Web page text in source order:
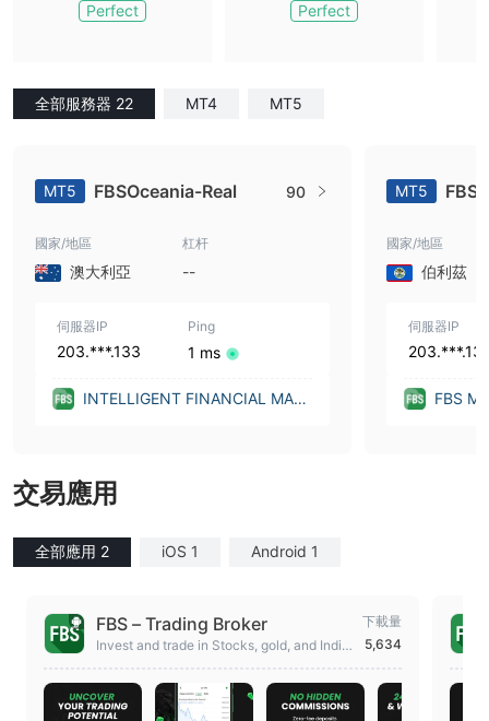
Perfect Perfect
全部服務器 22 MT4 MT5
MT5 FBSOceania-Real 90
國家/地區
澳大利亞
杠杆
--
伺服器IP
203.***.133
Ping
1 ms
INTELLIGENT FINANCIAL MAR
MT5
國家/地區
伯利茲
伺服器IP
FBS
交易應用
全部應用 2 iOS 1 Android 1
FBS – Trading Broker
Invest and trade in Stocks, gold, and Indic
下載量
5,634